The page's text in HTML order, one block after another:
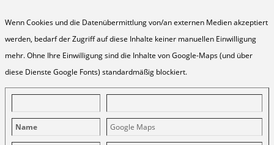
Wenn Cookies und die Datenübermittlung von/an externen Medien akzeptiert
werden, bedarf der Zugriff auf diese Inhalte keiner manuellen Einwilligung
mehr. Ohne Ihre Einwilligung sind die Inhalte von Google-Maps (und über
diese Dienste Google Fonts) standardmäßig blockiert.
Name Google Maps